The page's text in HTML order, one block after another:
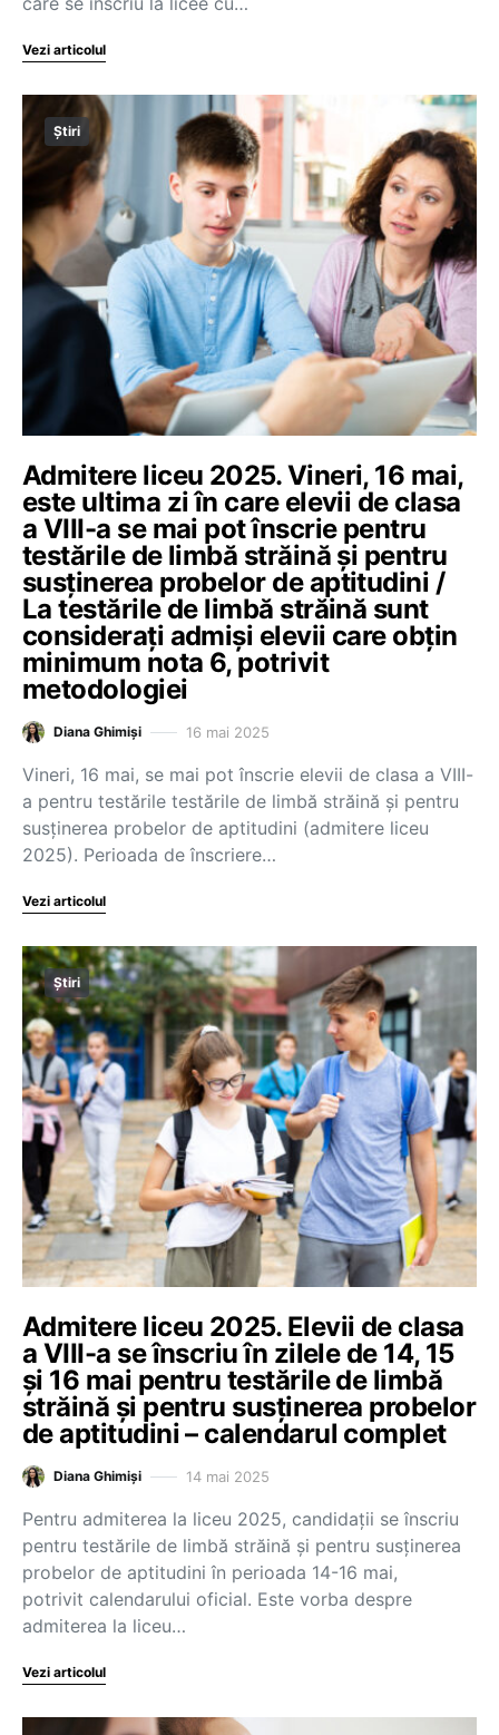
Vezi articolul
Știri
Admitere liceu 2025. Vineri, 16 mai,
este ultima zi în care elevii de clasa
a VIII-a se mai pot înscrie pentru
testările de limbă străină și pentru
susținerea probelor de aptitudini /
La testările de limbă străină sunt
considerați admiși elevii care obțin
minimum nota 6, potrivit
metodologiei
Diana Ghimiși 16 mai 2025
Vineri, 16 mai, se mai pot înscrie elevii de clasa a VIII-
a pentru testările testările de limbă străină și pentru
susținerea probelor de aptitudini (admitere liceu
2025). Perioada de înscriere…
Vezi articolul
Știri
Admitere liceu 2025. Elevii de clasa
a VIII-a se înscriu în zilele de 14, 15
și 16 mai pentru testările de limbă
străină și pentru susținerea probelor
de aptitudini – calendarul complet
Diana Ghimiși 14 mai 2025
Pentru admiterea la liceu 2025, candidații se înscriu
pentru testările de limbă străină și pentru susținerea
probelor de aptitudini în perioada 14-16 mai,
potrivit calendarului oficial. Este vorba despre
admiterea la liceu…
Vezi articolul